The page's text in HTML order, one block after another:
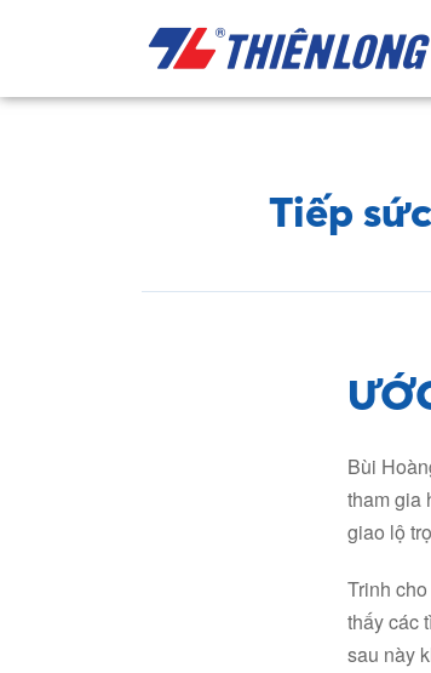
Tiếp
Bùi
tham gia
giao lộ
Trinh
thấy các
sau này